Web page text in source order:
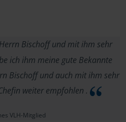
Bischoff und mit ihm sehr
ich ihm meine gute Bekannte
Bischoff und auch mit ihm sehr
weiter empfohlen .
VLH-Mitglied